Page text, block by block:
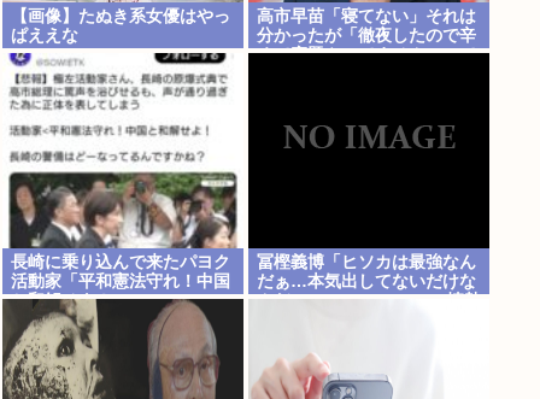
【画像】たぬき系女優はやっ
ぱええな
高市早苗「寝てない」それは
分かったが「徹夜したので辛
くて宿題やってません」って
長崎に乗り込んで来たパヨク
活動家「平和憲法守れ！中国
と和解せよ！」
冨樫義博「ヒソカは最強なん
だぁ…本気出してないだけな
んだぁ…」 こいつのこの情熱